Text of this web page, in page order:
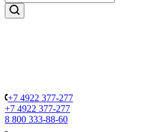
+7 4922 377-277
+7 4922 377-277
8 800 333-88-60